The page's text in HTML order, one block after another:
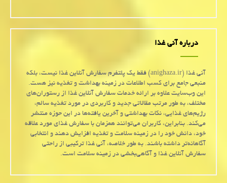
درباره آنی غذا
آنی غذا (anighaza.ir) فقط یک پلتفرم سفارش آنلاین غذا نیست، بلکه
منبعی جامع برای کسب اطلاعات در زمینه بهداشت و تغذیه نیز هست.
این وب‌سایت علاوه بر ارائه خدمات سفارش آنلاین غذا از رستوران‌های
مختلف، به طور مرتب مقالاتی جدید و کاربردی در مورد تغذیه سالم،
رژیم‌های غذایی، نکات بهداشتی و آخرین یافته‌ها در این حوزه منتشر
می‌کند. بنابراین، کاربران می‌توانند همزمان با سفارش غذای مورد علاقه
خود، دانش خود را در زمینه سلامت و تغذیه افزایش دهند و انتخابی
آگاهانه‌تر داشته باشند. به طور خلاصه، آنی غذا ترکیبی از راحتی
سفارش آنلاین غذا و آگاهی‌بخشی در زمینه سلامت است.